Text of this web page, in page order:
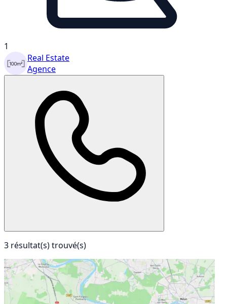
1
Real Estate
Agence
3 résultat(s) trouvé(s)